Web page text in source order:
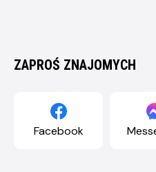
ZAPROŚ ZNAJOMYCH
Facebook